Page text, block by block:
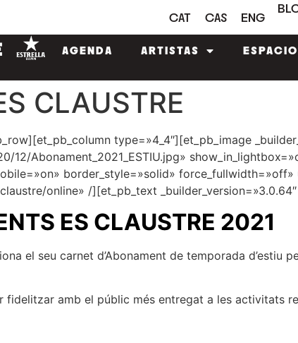
CAT CAS ENG
AGENDA ARTISTAS ESPACIO
CLAUSTRE
type=»4_4″][et_pb_image
12/Abonament_2021_ESTIU.jpg»
border_style=»solid»
online» /][et_pb_text
ES CLAUSTRE 2021
el seu carnet d’Abonament de temporada
fidelitzar amb el públic més entregat a les activitats